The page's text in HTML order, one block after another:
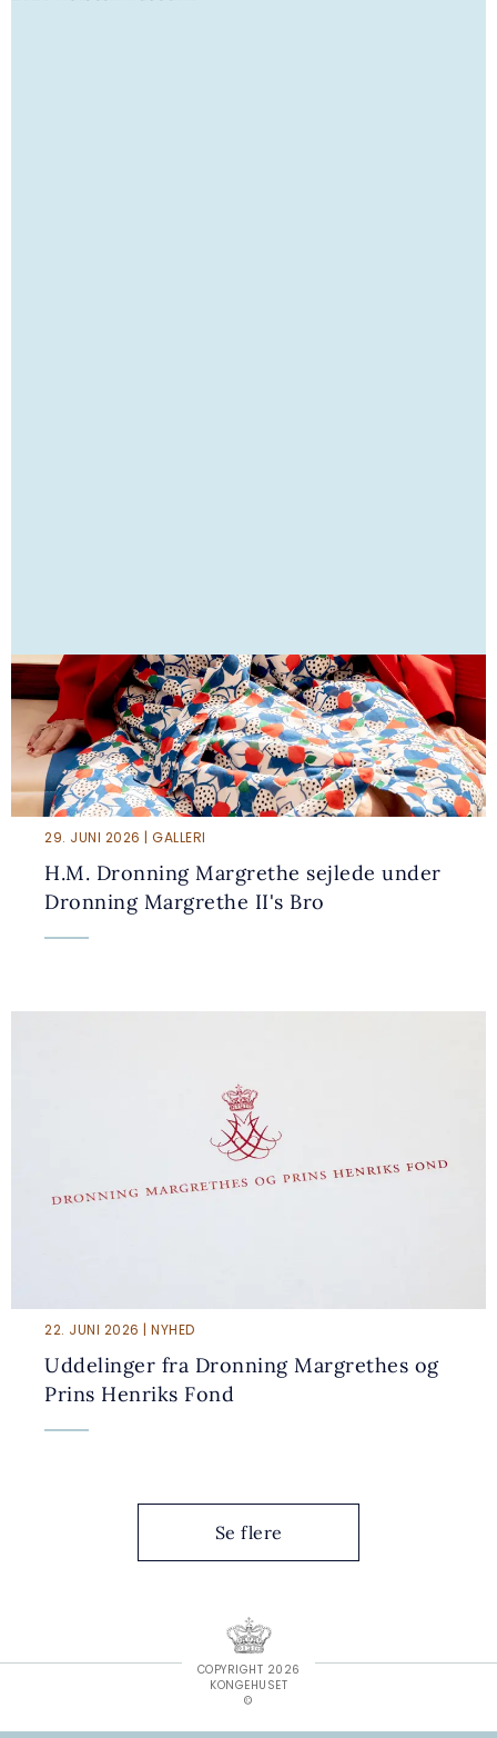
29. JUNI 2026 | GALLERI
H.M. Dronning Margrethe sejlede under
Dronning Margrethe II's Bro
22. JUNI 2026 | NYHED
Uddelinger fra Dronning Margrethes og
Prins Henriks Fond
Se flere
COPYRIGHT 2026
KONGEHUSET
©